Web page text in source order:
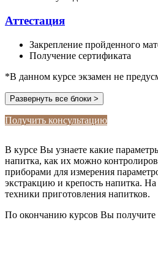
Аттестация
Закрепление пройденного
Получение сертификата
*В данном курсе экзамен не
Развернуть все блоки >
Получить консультацию
В курсе Вы узнаете какие
напитка, как их можно
приборами для измерения
экстракцию и крепость напитка. На
техники приготовления напитков.
По окончанию курсов Вы получите